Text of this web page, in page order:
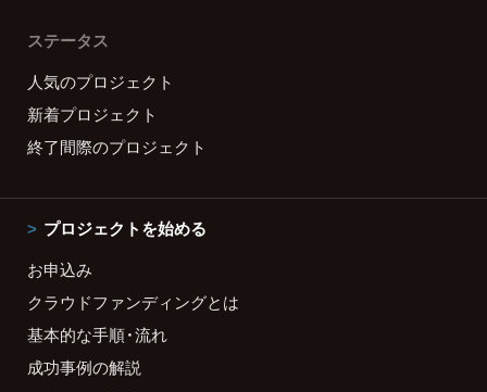
ステータス
人気のプロジェクト
新着プロジェクト
終了間際のプロジェクト
プロジェクトを始める
お申込み
クラウドファンディングとは
基本的な手順・流れ
成功事例の解説